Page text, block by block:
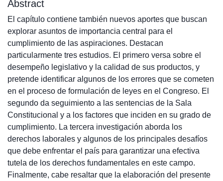
Abstract
El capítulo contiene también nuevos aportes que buscan
explorar asuntos de importancia central para el
cumplimiento de las aspiraciones. Destacan
particularmente tres estudios. El primero versa sobre el
desempeño legislativo y la calidad de sus productos, y
pretende identificar algunos de los errores que se cometen
en el proceso de formulación de leyes en el Congreso. El
segundo da seguimiento a las sentencias de la Sala
Constitucional y a los factores que inciden en su grado de
cumplimiento. La tercera investigación aborda los
derechos laborales y algunos de los principales desafíos
que debe enfrentar el país para garantizar una efectiva
tutela de los derechos fundamentales en este campo.
Finalmente, cabe resaltar que la elaboración del presente